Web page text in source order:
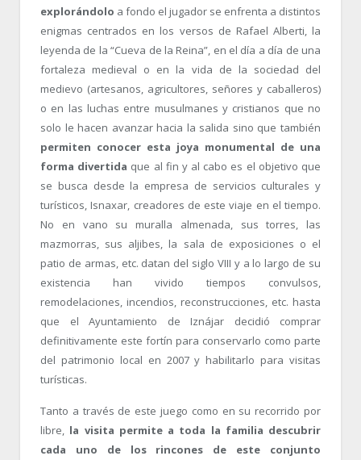
explorándolo a fondo el jugador se enfrenta a distintos
enigmas centrados en los versos de Rafael Alberti, la
leyenda de la “Cueva de la Reina”, en el día a día de una
fortaleza medieval o en la vida de la sociedad del
medievo (artesanos, agricultores, señores y caballeros)
o en las luchas entre musulmanes y cristianos que no
solo le hacen avanzar hacia la salida sino que también
permiten conocer esta joya monumental de una
forma divertida que al fin y al cabo es el objetivo que
se busca desde la empresa de servicios culturales y
turísticos, Isnaxar, creadores de este viaje en el tiempo.
No en vano su muralla almenada, sus torres, las
mazmorras, sus aljibes, la sala de exposiciones o el
patio de armas, etc. datan del siglo VIII y a lo largo de su
existencia han vivido tiempos convulsos,
remodelaciones, incendios, reconstrucciones, etc. hasta
que el Ayuntamiento de Iznájar decidió comprar
definitivamente este fortín para conservarlo como parte
del patrimonio local en 2007 y habilitarlo para visitas
turísticas.
Tanto a través de este juego como en su recorrido por
libre, la visita permite a toda la familia descubrir
cada uno de los rincones de este conjunto